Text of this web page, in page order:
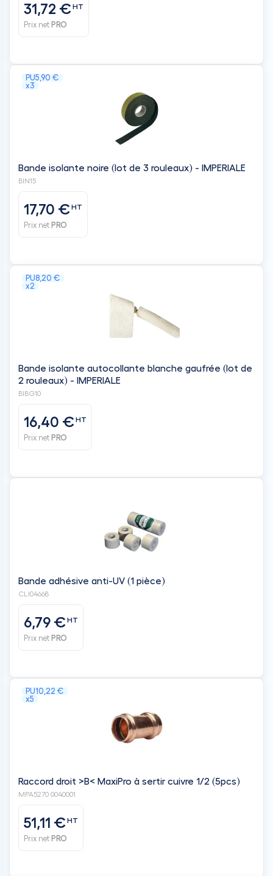
31,72 €HT
Prix net PRO
PU5,90 €
x3
Bande isolante noire (lot de 3 rouleaux) - IMPERIALE
BIN15
17,70 €HT
Prix net PRO
PU8,20 €
x2
Bande isolante autocollante blanche gaufrée (lot de
2 rouleaux) - IMPERIALE
BIBG10
16,40 €HT
Prix net PRO
Bande adhésive anti-UV (1 pièce)
CLI04668
6,79 €HT
Prix net PRO
PU10,22 €
x5
Raccord droit >B< MaxiPro à sertir cuivre 1/2 (5pcs)
MPA5270 0040001
51,11 €HT
Prix net PRO